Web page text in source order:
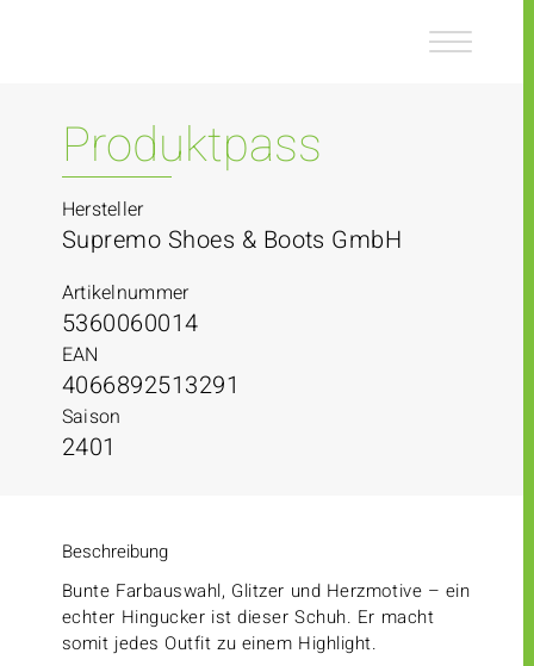
Produktpass
Hersteller
Supremo Shoes & Boots GmbH
Artikelnummer
5360060014
EAN
4066892513291
Saison
2401
Beschreibung
Bunte Farbauswahl, Glitzer und Herzmotive – ein
echter Hingucker ist dieser Schuh. Er macht
somit jedes Outfit zu einem Highlight.